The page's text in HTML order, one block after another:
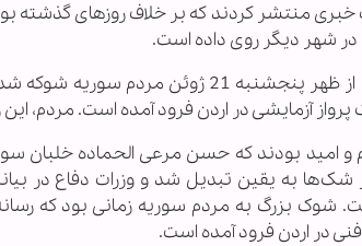
خبری منتشر کردند که بر خلاف روزهای گذشته
در شهر دیگر روی داده است.
آزمایشی در اردن فرود آمده است. مردم،
و امید بودند که حسن مرعی الحماده خلبان
شک‌ها به یقین تبدیل شد و وزرات دفاع در
بزرگ به مردم سوریه زمانی بود که
در اردن فرود آمده است.